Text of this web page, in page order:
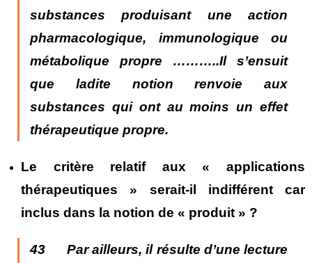
substances produisant une action
pharmacologique, immunologique ou
métabolique propre ………..Il s’ensuit
que ladite notion renvoie aux
substances qui ont au moins un effet
thérapeutique propre.
Le critère relatif aux « applications
thérapeutiques » serait-il indifférent car
inclus dans la notion de « produit » ?
43 Par ailleurs, il résulte d’une lecture